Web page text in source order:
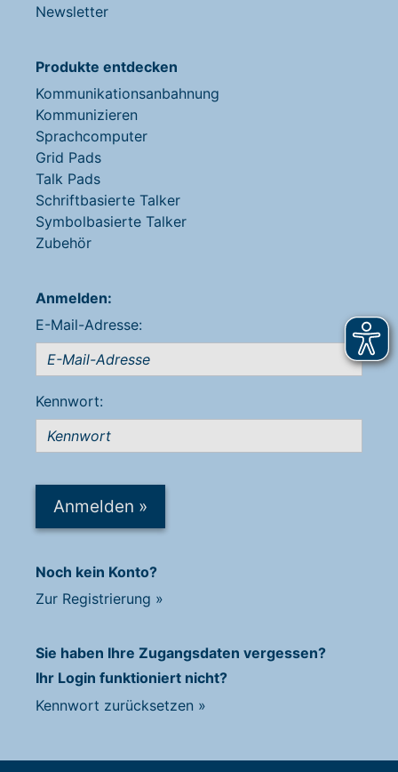
Newsletter
Produkte entdecken
Kommunikationsanbahnung
Kommunizieren
Sprachcomputer
Grid Pads
Talk Pads
Schriftbasierte Talker
Symbolbasierte Talker
Zubehör
Anmelden:
E-Mail-Adresse:
Kennwort:
Anmelden »
Noch kein Konto?
Zur Registrierung »
Sie haben Ihre Zugangsdaten vergessen?
Ihr Login funktioniert nicht?
Kennwort zurücksetzen »